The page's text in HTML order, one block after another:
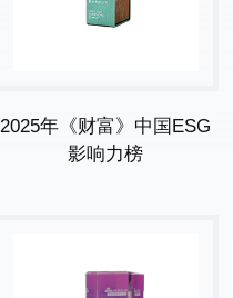
2025年《财富》中国ESG
影响力榜